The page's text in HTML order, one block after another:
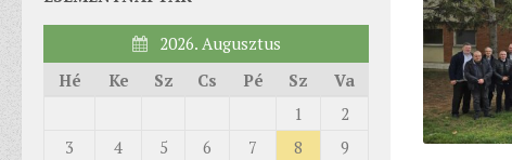
2026. Augusztus
Hé
Ke Sz Cs Pé Sz Va
1
2
3
4 5 6 7 8
9